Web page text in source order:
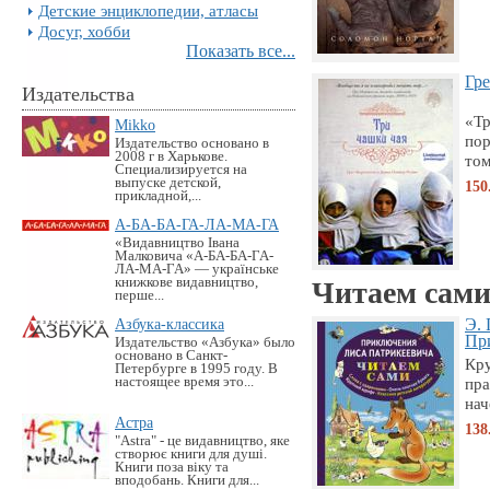
Детские энциклопедии, атласы
Досуг, хобби
Показать все...
Издательства
Mikko
Издательство основано в
2008 г в Харькове.
Специализируется на
выпуске детской,
прикладной,...
А-БА-БА-ГА-ЛА-МА-ГА
«Видавництво Івана
Малковича «А-БА-БА-ГА-
ЛА-МА-ГА» — українське
книжкове видавництво,
перше...
Азбука-классика
Издательство «Азбука» было
основано в Санкт-
Петербурге в 1995 году. В
настоящее время это...
Астра
"Astra" - це видавництво, яке
створює книги для душі.
Книги поза віку та
вподобань. Книги для...
Читаем сами
Э.